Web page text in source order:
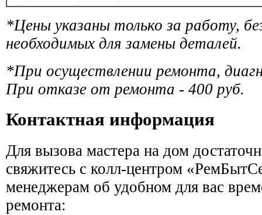
*Цены указаны только за работу,
необходимых для замены деталей.
*При осуществлении ремонта,
При отказе от ремонта - 400 руб.
Контактная информация
Для вызова мастера на дом
свяжитесь с колл-центром
менеджерам об удобном для вас
ремонта: